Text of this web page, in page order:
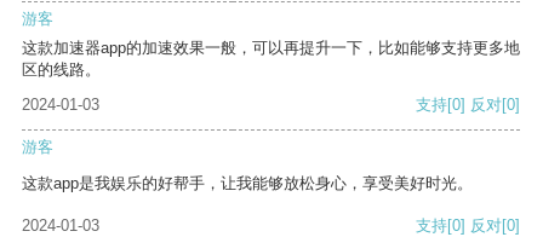
游客
这款加速器app的加速效果一般，可以再提升一下，比如能够支持更多地
区的线路。
2024-01-03
支持[0] 反对[0]
游客
这款app是我娱乐的好帮手，让我能够放松身心，享受美好时光。
2024-01-03 支持[0] 反对[0]